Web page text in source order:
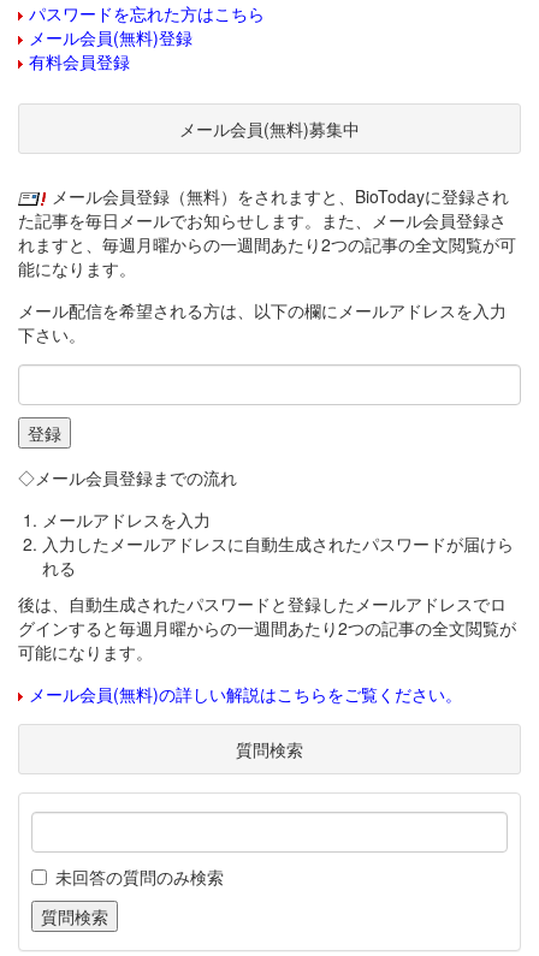
パスワードを忘れた方はこちら
メール会員(無料)登録
有料会員登録
メール会員(無料)募集中
メール会員登録（無料）をされますと、BioTodayに登録され
た記事を毎日メールでお知らせします。また、メール会員登録さ
れますと、毎週月曜からの一週間あたり2つの記事の全文閲覧が可
能になります。
メール配信を希望される方は、以下の欄にメールアドレスを入力
下さい。
◇メール会員登録までの流れ
メールアドレスを入力
入力したメールアドレスに自動生成されたパスワードが届けら
れる
後は、自動生成されたパスワードと登録したメールアドレスでロ
グインすると毎週月曜からの一週間あたり2つの記事の全文閲覧が
可能になります。
メール会員(無料)の詳しい解説はこちらをご覧ください。
質問検索
未回答の質問のみ検索